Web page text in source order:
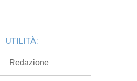
UTILITÀ:
Redazione